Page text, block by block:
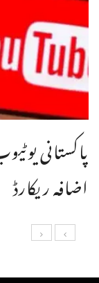
پاکستانی
اضافہ ریکارڈ